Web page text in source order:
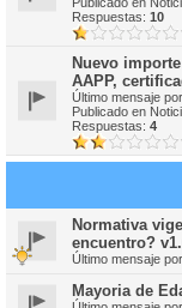
Respuestas: 10
Nuevo
AAPP,
Último mensaje por
Publicado en
Respuestas: 4
Normativa
encuentro?
Último mensaje por
Mayoria de